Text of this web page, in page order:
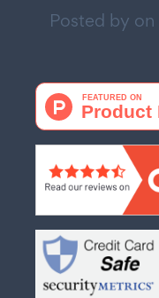
Posted by on